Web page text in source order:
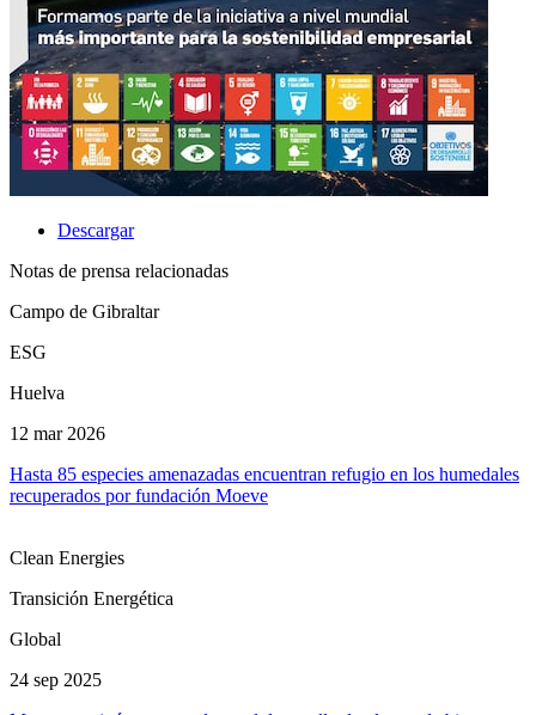
Descargar
Notas de prensa relacionadas
Campo de Gibraltar
ESG
Huelva
12 mar 2026
Hasta 85 especies amenazadas encuentran refugio en los humedales
recuperados por fundación Moeve
Clean Energies
Transición Energética
Global
24 sep 2025